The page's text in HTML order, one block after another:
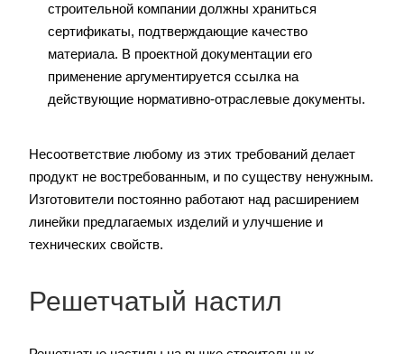
строительной компании должны храниться
сертификаты, подтверждающие качество
материала. В проектной документации его
применение аргументируется ссылка на
действующие нормативно-отраслевые документы.
Несоответствие любому из этих требований делает
продукт не востребованным, и по существу ненужным.
Изготовители постоянно работают над расширением
линейки предлагаемых изделий и улучшение и
технических свойств.
Решетчатый настил